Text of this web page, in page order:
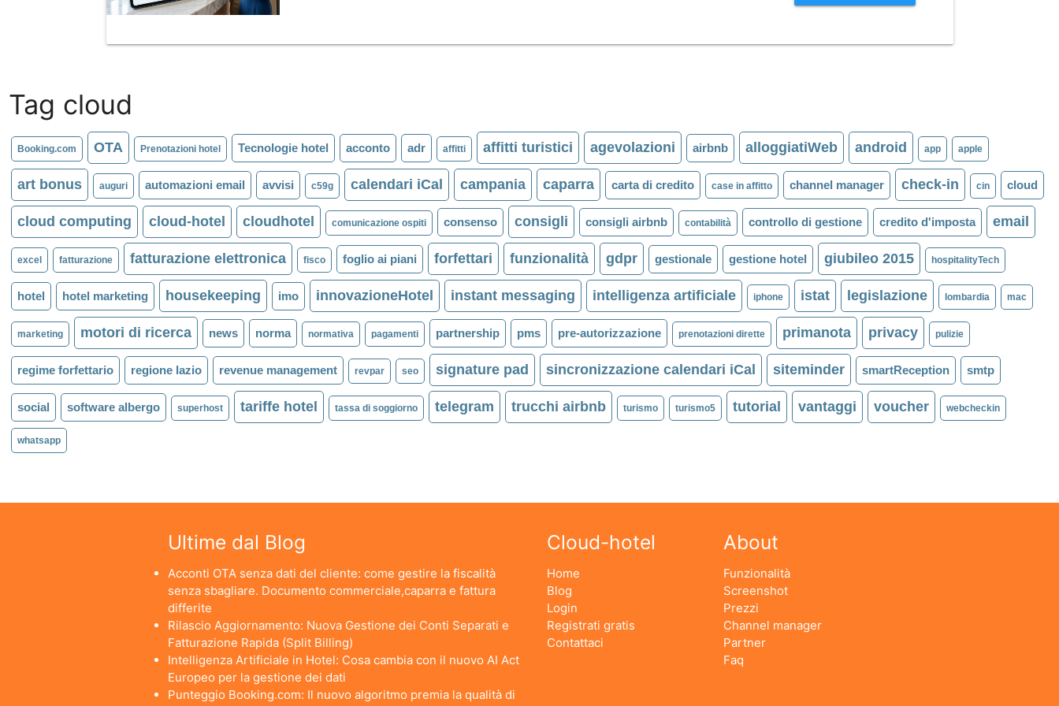
Tag cloud
Booking.com OTA Prenotazioni hotel Tecnologie hotel acconto adr affitti affitti turistici agevolazioni airbnb alloggiatiWeb android app apple
art bonus auguri automazioni email avvisi c59g calendari iCal campania caparra carta di credito case in affitto channel manager check-in cin cloud
cloud computing cloud-hotel cloudhotel comunicazione ospiti consenso consigli consigli airbnb contabilità controllo di gestione credito d'imposta email
excel fatturazione fatturazione elettronica fisco foglio ai piani forfettari funzionalità gdpr gestionale gestione hotel giubileo 2015 hospitalityTech
hotel hotel marketing housekeeping imo innovazioneHotel instant messaging intelligenza artificiale iphone istat legislazione lombardia mac
marketing motori di ricerca news norma normativa pagamenti partnership pms pre-autorizzazione prenotazioni dirette primanota privacy pulizie
regime forfettario regione lazio revenue management revpar seo signature pad sincronizzazione calendari iCal siteminder smartReception smtp
social software albergo superhost tariffe hotel tassa di soggiorno telegram trucchi airbnb turismo turismo5 tutorial vantaggi voucher webcheckin
whatsapp
Ultime dal Blog
Acconti OTA senza dati del cliente: come gestire la fiscalità
senza sbagliare. Documento commerciale,caparra e fattura
differite
Rilascio Aggiornamento: Nuova Gestione dei Conti Separati e
Fatturazione Rapida (Split Billing)
Intelligenza Artificiale in Hotel: Cosa cambia con il nuovo AI Act
Europeo per la gestione dei dati
Punteggio Booking.com: Il nuovo algoritmo premia la qualità di
Cloud-hotel
Home
Blog
Login
Registrati gratis
Contattaci
About
Funzionalità
Screenshot
Prezzi
Channel manager
Partner
Faq